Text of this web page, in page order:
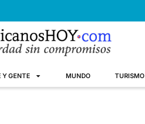
Y GENTE MUNDO TURISMO